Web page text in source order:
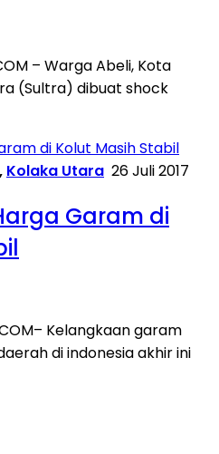
– Warga Abeli, Kota
(Sultra) dibuat shock
, Kolaka Utara 26 Juli 2017
Garam di
Kelangkaan garam
di indonesia akhir ini